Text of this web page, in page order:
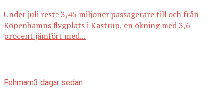
Under juli reste 3,45 miljoner passagerare till och från
Köpenhamns flygplats i Kastrup, en ökning med 3,6
procent jämfört med...
Fehmarn3 dagar sedan